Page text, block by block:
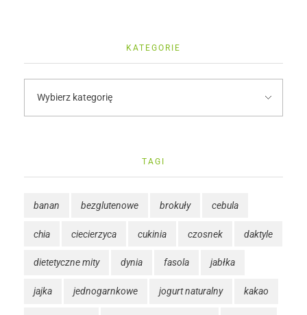
KATEGORIE
TAGI
banan bezglutenowe brokuły cebula
chia ciecierzyca cukinia czosnek daktyle
dietetyczne mity dynia fasola jabłka
jajka jednogarnkowe jogurt naturalny kakao